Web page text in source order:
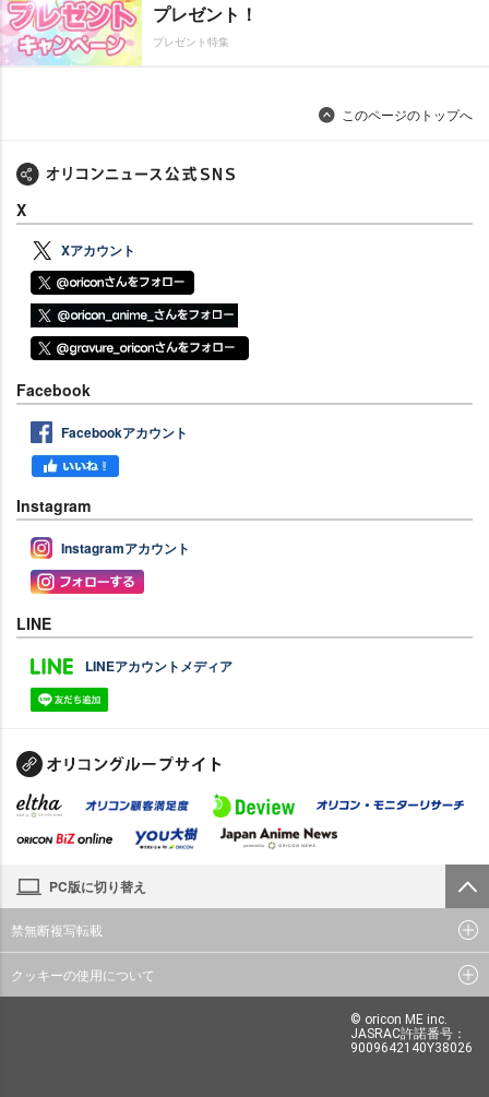
プレゼント！
プレゼント特集
このページのトップへ
X
Xアカウント
Facebook
Facebookアカウント
Instagram
Instagramアカウント
LINE
LINEアカウントメディア
PC版に切り替え
禁無断複写転載
クッキーの使用について
© oricon ME inc.
JASRAC許諾番号：
9009642140Y38026